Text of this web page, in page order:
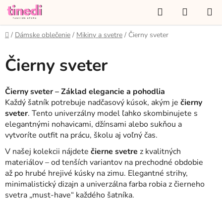
Prejsť
obsah
Hľadať
KOŠÍK
Domov
/ Dámske oblečenie / Mikiny a svetre / Čierny sveter
Čierny sveter
Čierny sveter – Základ elegancie a pohodlia
Každý šatník potrebuje nadčasový kúsok, akým je čierny
sveter. Tento univerzálny model ľahko skombinujete s
elegantnými nohavicami, džínsami alebo sukňou a
vytvoríte outfit na prácu, školu aj voľný čas.
V našej kolekcii nájdete čierne svetre z kvalitných
materiálov – od tenších variantov na prechodné obdobie
až po hrubé hrejivé kúsky na zimu. Elegantné strihy,
minimalistický dizajn a univerzálna farba robia z čierneho
svetra „must-have“ každého šatníka.